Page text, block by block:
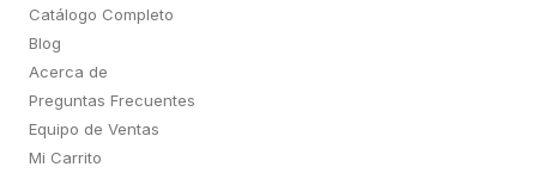
Catálogo Completo
Blog
Acerca de
Preguntas Frecuentes
Equipo de Ventas
Mi Carrito